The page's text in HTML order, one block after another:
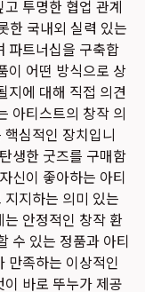
투명한 협업 관계
한 국내외 실력 있는
파트너십을 구축합
이 어떤 방식으로 상
지에 대해 직접 의견
아티스트의 창작 의
심적인 장치입니
생한 굿즈를 구매함
신이 좋아하는 아티
지하는 의미 있는
안정적인 창작 환
수 있는 정품과 아티
만족하는 이상적인
바로 뚜누가 제공